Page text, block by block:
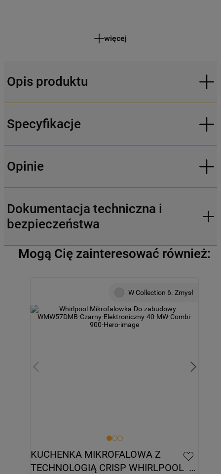
więcej
Opis produktu
Specyfikacje
Opinie
Dokumentacja techniczna i
bezpieczeństwa
Mogą Cię zainteresować również:
W Collection 6. Zmysł
KUCHENKA MIKROFALOWA Z
TECHNOLOGIĄ CRISP WHIRLPOOL